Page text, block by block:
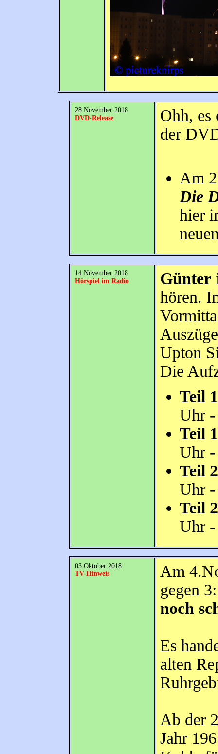
28.November 2018
DVD-Release
Ohh, es
der
Am
Die
hier
14.November 2018
Hörspiel im Radio
Günter
hören.
Upton
Die
Teil 1
Uhr
Teil 1
Uhr
Teil 2
Uhr
Teil 2
Uhr
03.Oktober 2018
TV-Hinweis
Am
gegen
noch
Es
alten
Ab der
Jahr